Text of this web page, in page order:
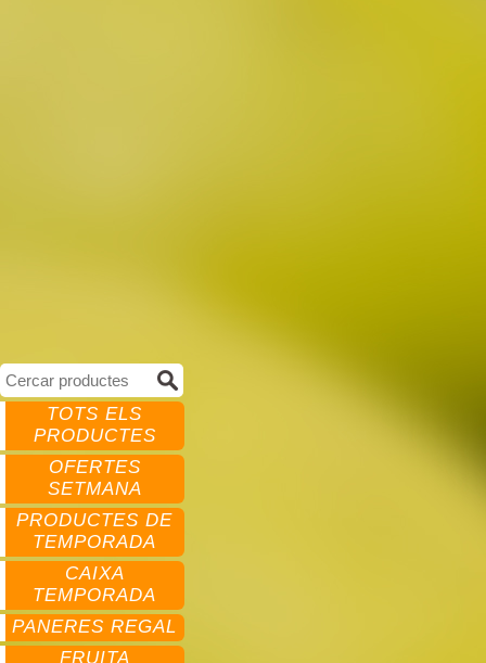
TOTS ELS
PRODUCTES
OFERTES
SETMANA
PRODUCTES DE
TEMPORADA
CAIXA
TEMPORADA
PANERES REGAL
FRUITA